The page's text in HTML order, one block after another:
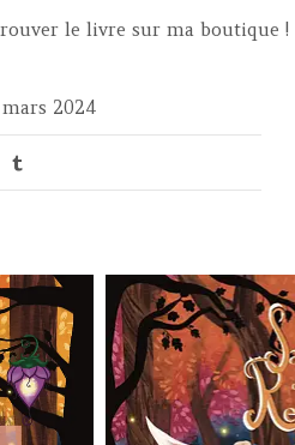
le livre sur ma boutique !
2024